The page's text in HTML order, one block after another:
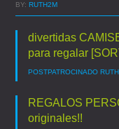
BY:RUTH2M
divertidas
para regalar
POSTPATROCINADO
REGALOS
originales!!